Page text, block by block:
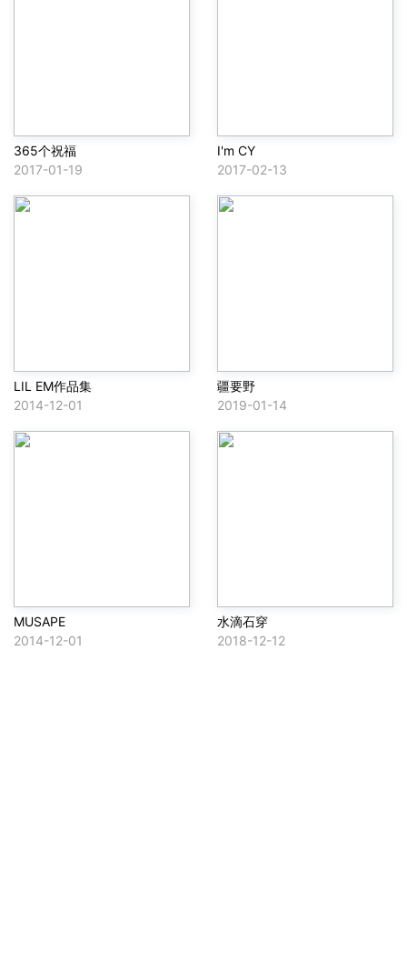
365个祝福
2017-01-19
I'm CY
2017-02-13
LIL EM作品集
2014-12-01
疆要野
2019-01-14
MUSAPE
2014-12-01
水滴石穿
2018-12-12